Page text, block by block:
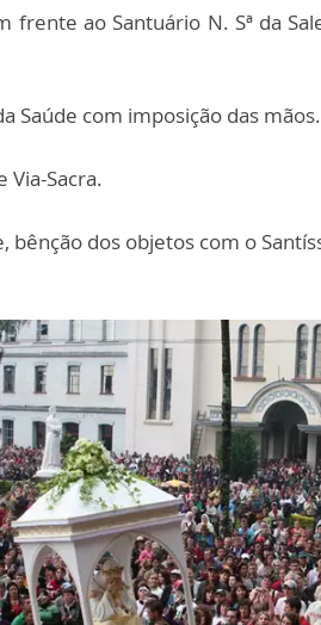
frente ao Santuário N. Sª da
Saúde com imposição das mãos.
Via-Sacra.
bênção dos objetos com o